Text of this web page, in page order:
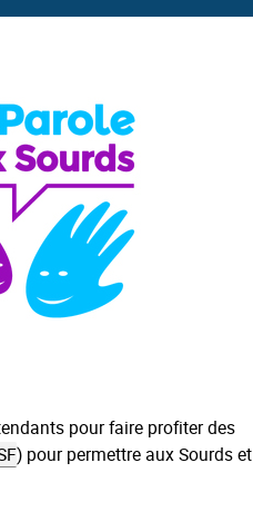
pour faire profiter des
) pour permettre aux Sourds et